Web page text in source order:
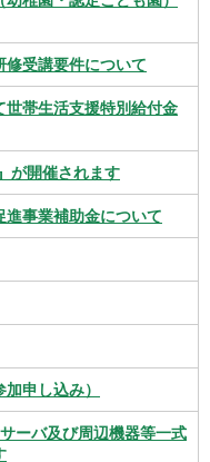
修受講要件について
帯生活支援特別給付金
が開催されます
事業補助金について
申し込み）
ーバ及び周辺機器等一式